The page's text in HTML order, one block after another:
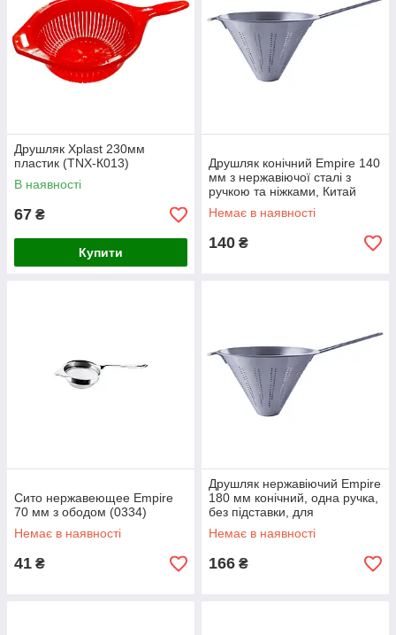
Друшляк Xplast 230мм
пластик (TNX-К013)
В наявності
67 ₴
Купити
Друшляк конічний Empire 140
мм з нержавіючої сталі з
ручкою та ніжками, Китай
Немає в наявності
140 ₴
Сито нержавеющее Empire
70 мм з ободом (0334)
Немає в наявності
41 ₴
Друшляк нержавіючий Empire
180 мм конічний, одна ручка,
без підставки, для
посудомийної машини (5018)
Немає в наявності
166 ₴